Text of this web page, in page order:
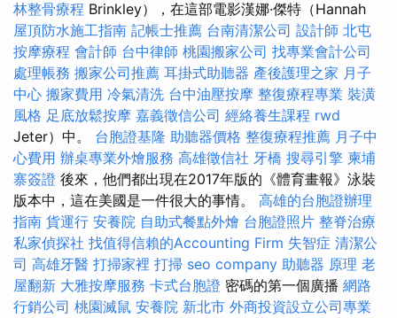
林整骨療程 Brinkley），在這部電影漢娜·傑特（Hannah
屋頂防水施工指南 記帳士推薦 台南清潔公司 設計師 北屯
按摩療程 會計師 台中律師 桃園搬家公司 找專業會計公司
處理帳務 搬家公司推薦 耳掛式助聽器 產後護理之家 月子
中心 搬家費用 冷氣清洗 台中油壓按摩 整復療程專業 裝潢
風格 足底放鬆按摩 嘉義徵信公司 經絡養生課程 rwd
Jeter）中。 台胞證基隆 助聽器價格 整復療程推薦 月子中
心費用 辦桌專業外燴服務 高雄徵信社 牙橋 搜尋引擎 柬埔
寨簽證 後來，他們都出現在2017年版的《體育畫報》泳裝
版本中，這在美國是一件很大的事情。 高雄的台胞證辦理
指南 貨運行 安養院 自助式餐點外燴 台胞證照片 整脊治療
私家偵探社 找值得信賴的Accounting Firm 失智症 清潔公
司 高雄牙醫 打掃家裡 打掃 seo company 助聽器 原理 老
屋翻新 大雅按摩服務 卡式台胞證 密碼的第一個廣播 網路
行銷公司 桃園滅鼠 安養院 新北市 外商投資設立公司專業